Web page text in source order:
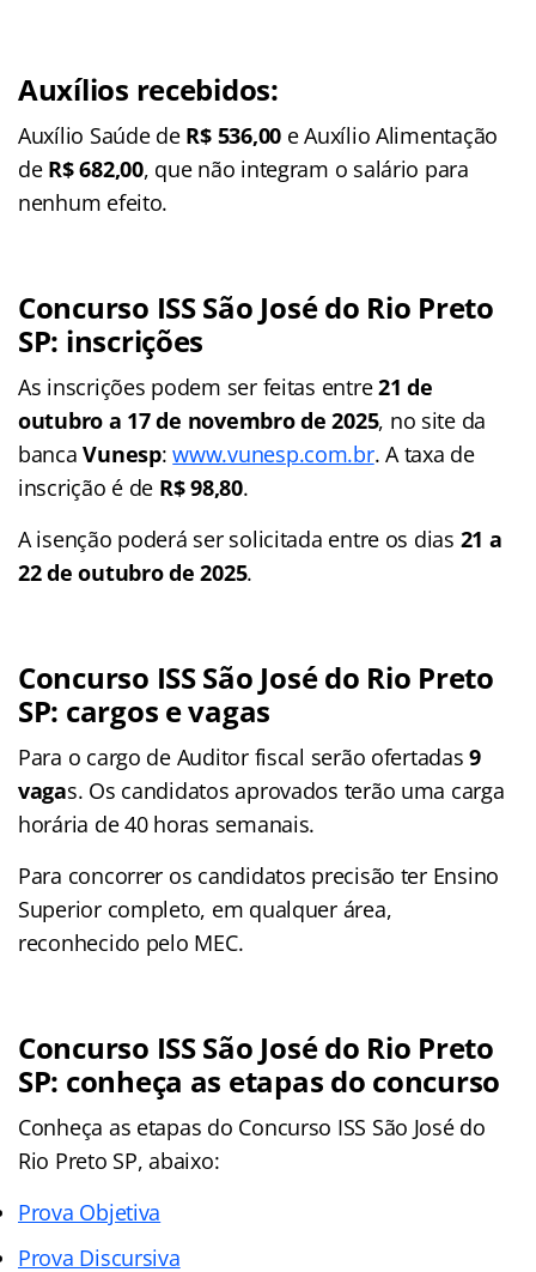
Auxílios recebidos:
Auxílio Saúde de R$ 536,00 e Auxílio Alimentação
de R$ 682,00, que não integram o salário para
nenhum efeito.
Concurso ISS São José do Rio Preto
SP: inscrições
As inscrições podem ser feitas entre21 de
outubro a 17 de novembro de 2025, no site da
bancaVunesp:www.vunesp.com.br. A taxa de
inscrição é de R$ 98,80.
A isenção poderá ser solicitada entre os dias 21 a
22 de outubro de 2025.
Concurso ISS São José do Rio Preto
SP: cargos e vagas
Para o cargo de Auditor fiscal serão ofertadas9
vagas. Os candidatos aprovados terão uma carga
horária de 40 horas semanais.
Para concorrer os candidatos precisão ter Ensino
Superior completo, em qualquer área,
reconhecido pelo MEC.
Concurso ISS São José do Rio Preto
SP: conheça as etapas do concurso
Conheça as etapas do Concurso ISS São José do
Rio Preto SP, abaixo:
Prova Objetiva
Prova Discursiva